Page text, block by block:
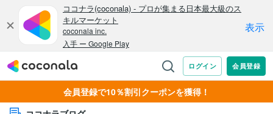
会員登録で10％割引クーポンを獲得！